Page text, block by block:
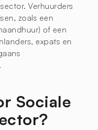
Verhuurders
zoals een
of een
expats en
Sociale